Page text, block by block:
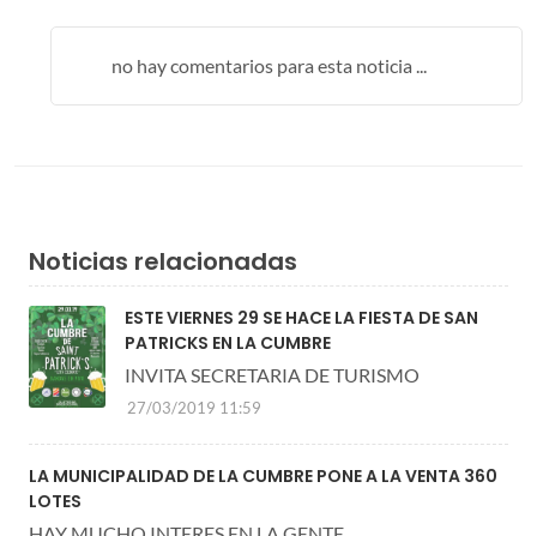
no hay comentarios para esta noticia ...
Noticias relacionadas
ESTE VIERNES 29 SE HACE LA FIESTA DE SAN
PATRICKS EN LA CUMBRE
INVITA SECRETARIA DE TURISMO
27/03/2019 11:59
LA MUNICIPALIDAD DE LA CUMBRE PONE A LA VENTA 360
LOTES